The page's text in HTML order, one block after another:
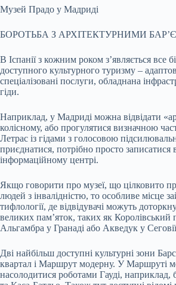
Музей Прадо у Мадриді
БОРОТЬБА З АРХІТЕКТУРНИМИ
В Іспанії з кожним роком з’являється все
доступного культурного туризму –
спеціалізовані послуги, обладнана
гіди.
Наприклад, у Мадриді можна відвідати
колісному, або прогулятися визначною
Летрас із гідами з голосовою
приєднатися, потрібно просто
інформаційному центрі.
Якщо говорити про музеї, що цілковито
людей з інвалідністю, то особливе місце
тифлології, де відвідувачі можуть
великих пам’яток, таких як Королівський
Альгамбра у Гранаді або Акведук у
Дві найбільш доступні культурні зони
квартал і Маршрут модерну. У Маршруті
насолодитися роботами Гауді,